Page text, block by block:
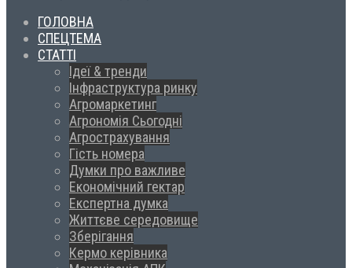
ГОЛОВНА
СПЕЦТЕМА
СТАТТІ
Ідеї & тренди
Інфраструктура ринку
Агромаркетинг
Агрономія Сьогодні
Агрострахування
Гість номера
Думки про важливе
Економічний гектар
Експертна думка
Життєве середовище
Зберігання
Кермо керівника